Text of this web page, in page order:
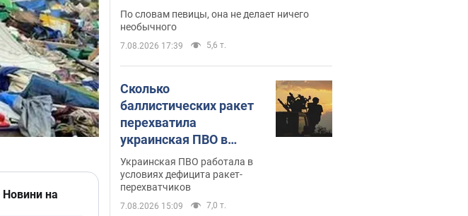
Новини на
молодость, ведь у нее нет детей
По словам певицы, она не делает ничего
необычного
7.08.2026 17:39 5,6 т.
Сколько
баллистических ракет
перехватила
украинская ПВО в
июле: в Минобороны
назвали цифру
Украинская ПВО работала в
условиях дефицита ракет-
перехватчиков
7.08.2026 15:09 7,0 т.